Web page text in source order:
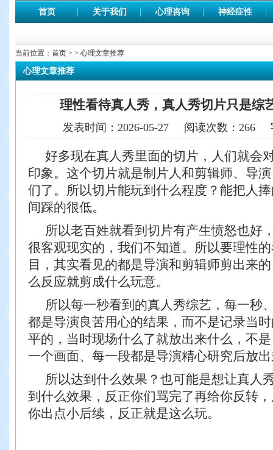
首页 关于我们 心理咨询 神经症性
当前位置： 首页 > > 心理文章推荐
心理文章推荐
理性看待真人秀，真人秀切片只是综
发表时间： 2026-05-27阅读次数： 266
好多现在真人秀里面的切片，人们就会
印象。这个切片就是制片人和剪辑师、导
们了。所以切片能玩到什么程度？能把人
间踩的很低。
所以老百姓就看到切片有产生愤怒也好
很客观现实的，我们不知道。所以要理性
目，其实看见的都是导演和剪辑师剪出来
么反应就剪成什么玩意。
所以每一秒看到的真人秀综艺，每一秒
都是导演良苦用心的结果，而不是记录当
平的，当时现场什么了就放出来什么，不
一个画面、每一段都是导演精心研究后放
所以达到什么效果？也可能是想让真人
到什么效果，反正你们骂完了再给你反转
你出点小后续，反正就是这么玩。